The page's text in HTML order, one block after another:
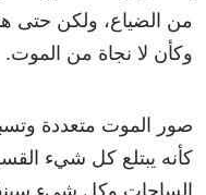
من الضياع، ولكن حتى
وكأن لا نجاة من الموت.
صور الموت متعددة
كأنه يبتلع كل شيء
الساحات وكل شيء